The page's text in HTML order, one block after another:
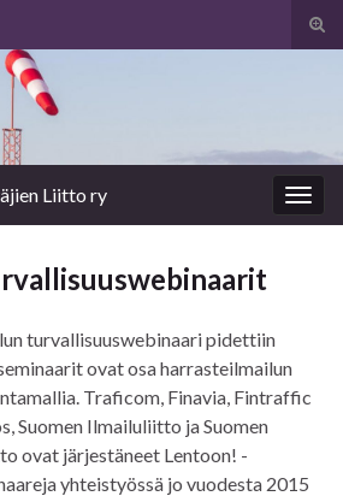
Liitto ry
tur­val­li­suus­we­bi­naa­ri pidettiin
ovat osa harrasteilmailun
Traficom, Finavia, Fintraffic
Suomen Ilmailuliitto ja Suomen
ovat järjestäneet Lentoon! -
yhteistyössä jo vuodesta 2015